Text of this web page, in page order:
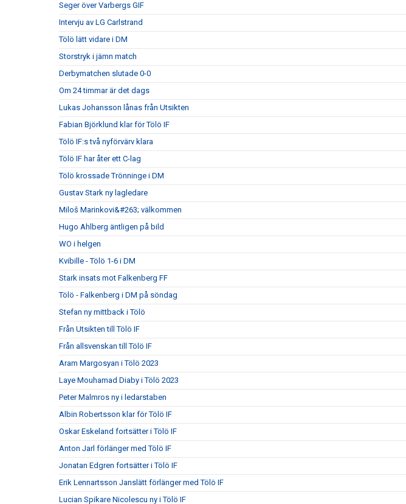
Seger över Varbergs GIF
Intervju av LG Carlstrand
Tölö lätt vidare i DM
Storstryk i jämn match
Derbymatchen slutade 0-0
Om 24 timmar är det dags
Lukas Johansson lånas från Utsikten
Fabian Björklund klar för Tölö IF
Tölö IF:s två nyförvärv klara
Tölö IF har åter ett C-lag
Tölö krossade Trönninge i DM
Gustav Stark ny lagledare
Miloš Marinkovi&#263; välkommen
Hugo Ahlberg äntligen på bild
WO i helgen
Kvibille - Tölö 1-6 i DM
Stark insats mot Falkenberg FF
Tölö - Falkenberg i DM på söndag
Stefan ny mittback i Tölö
Från Utsikten till Tölö IF
Från allsvenskan till Tölö IF
Aram Margosyan i Tölö 2023
Laye Mouhamad Diaby i Tölö 2023
Peter Malmros ny i ledarstaben
Albin Robertsson klar för Tölö IF
Oskar Eskeland fortsätter i Tölö IF
Anton Jarl förlänger med Tölö IF
Jonatan Edgren fortsätter i Tölö IF
Erik Lennartsson Janslätt förlänger med Tölö IF
Lucian Spikare Nicolescu ny i Tölö IF